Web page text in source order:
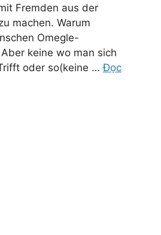
Fremden aus der
machen. Warum
Omegle-
keine wo man sich
oder so(keine …Đọc